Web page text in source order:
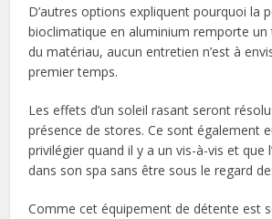
D’autres options expliquent pourquoi la
bioclimatique en aluminium remporte un
du matériau, aucun entretien n’est à
premier temps.
Les effets d’un soleil rasant seront
présence de stores. Ce sont également
privilégier quand il y a un vis-à-vis et que
dans son spa sans être sous le regard
Comme cet équipement de détente est